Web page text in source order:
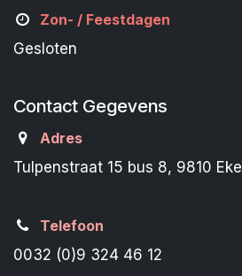
Zon- / Feestdagen
Gesloten
Contact Gegevens
Adres
Tulpenstraat 15 bus 8, 9810 Eke
Telefoon
0032 (0)9 324 46 12